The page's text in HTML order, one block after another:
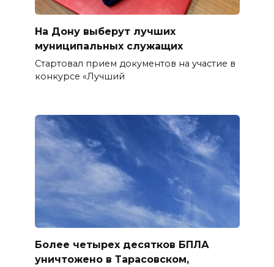
На Дону выберут лучших
муниципальных служащих
Стартовал прием документов на участие в
конкурсе «Лучший
Более четырех десятков БПЛА
уничтожено в Тарасовском,